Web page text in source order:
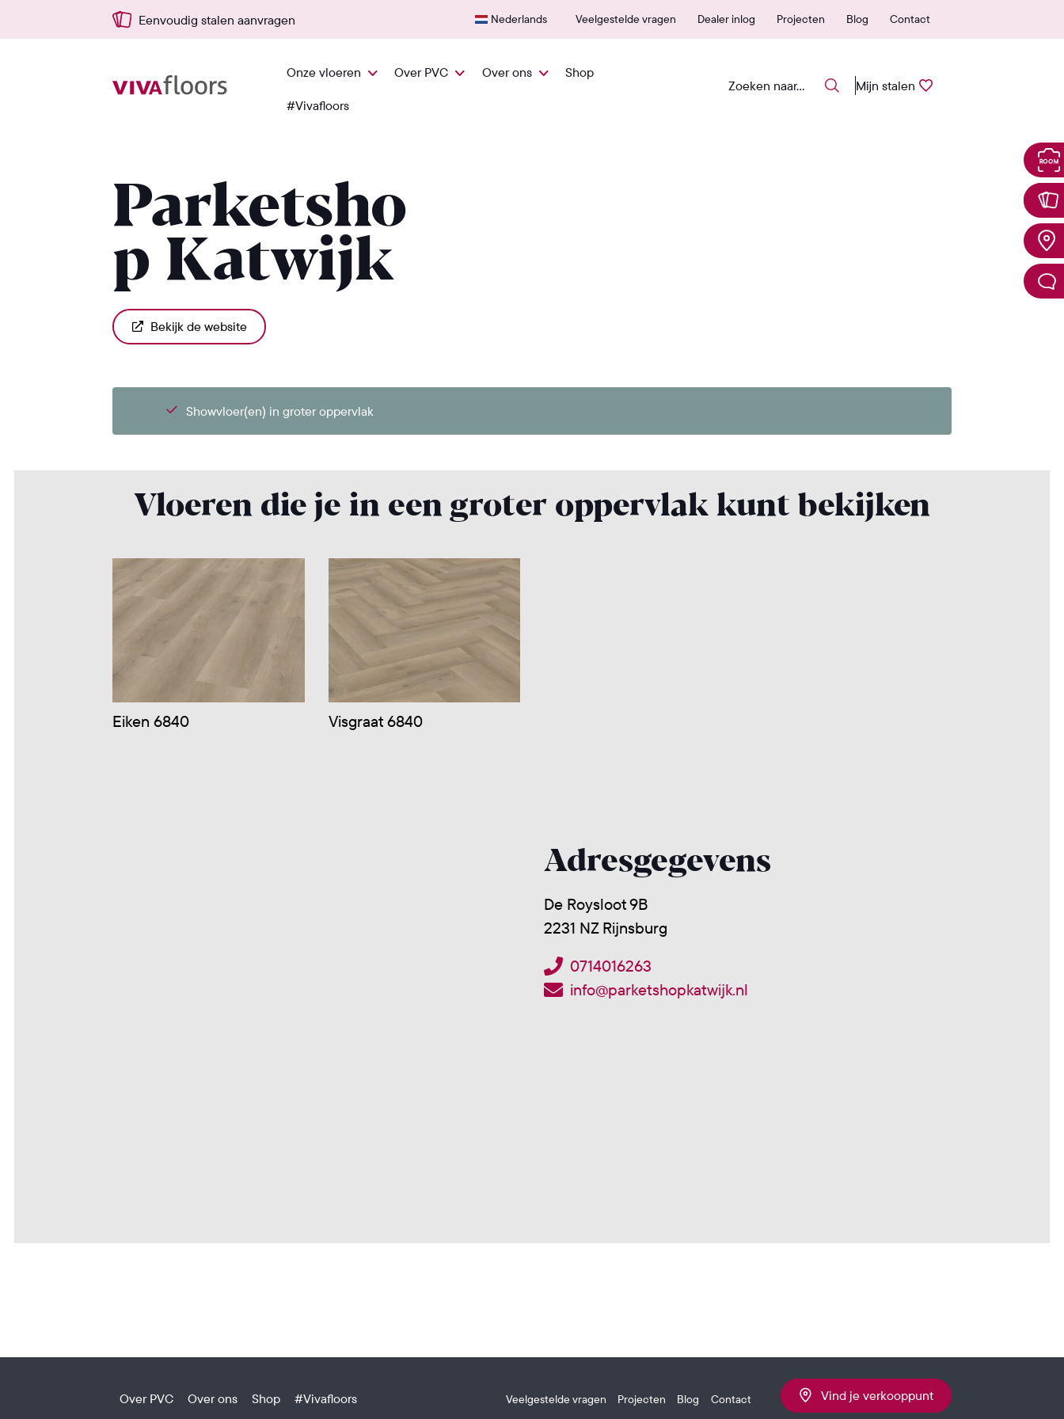
Eenvoudig stalen aanvragen Snel vanuit NL geleverd 600+ erkende verkooppunten
Nederlands Veelgestelde vragen Dealer inlog Projecten Blog Contact
Onze vloeren Over PVC Over ons Shop
#Vivafloors
Mijn stalen
Parketsho
p Katwijk
Bekijk de website
Showvloer(en) in groter oppervlak
Vloeren die je in een groter oppervlak kunt bekijken
Eiken 6840 Visgraat 6840
Adresgegevens
De Roysloot 9B
2231 NZ Rijnsburg
0714016263
info@parketshopkatwijk.nl
Over PVC Over ons Shop #Vivafloors Veelgestelde vragen Projecten Blog Contact Vind je verkooppunt